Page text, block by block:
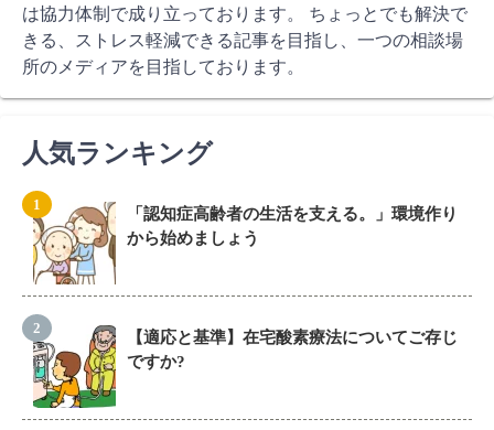
ンは協力体制で成り立っております。 ちょっとでも解決で
きる、ストレス軽減できる記事を目指し、一つの相談場
所のメディアを目指しております。
人気ランキング
「認知症高齢者の生活を支える。」環境作り
から始めましょう
【適応と基準】在宅酸素療法についてご存じ
ですか?